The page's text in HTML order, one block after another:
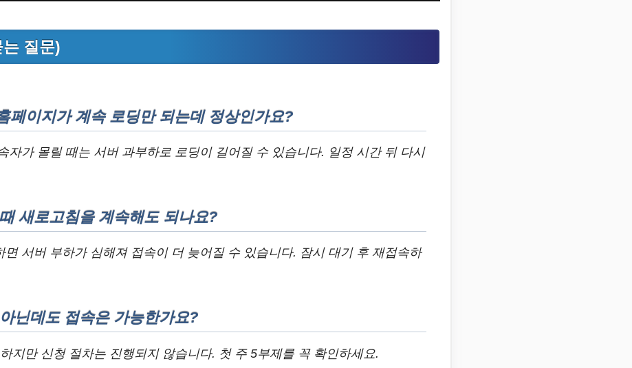
질문)
페이지가 계속 로딩만 되는데 정상인가요?
자가 몰릴 때는 서버 과부하로 로딩이 길어질 수 있습니다. 일정 시간 뒤 다시
새로고침을 계속해도 되나요?
면 서버 부하가 심해져 접속이 더 늦어질 수 있습니다. 잠시 대기 후 재접속하
닌데도 접속은 가능한가요?
지만 신청 절차는 진행되지 않습니다. 첫 주 5부제를 꼭 확인하세요.